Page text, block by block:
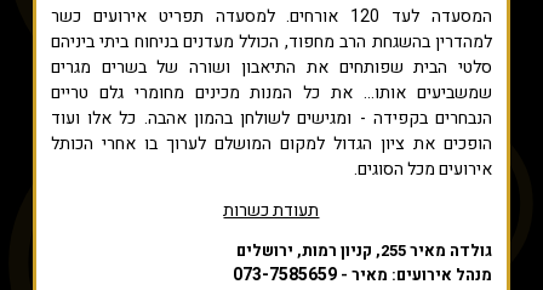
המסעדה לעד 120 אורחים. למסעדה תפריט אירועים כשר
למהדרין בהשגחת הרב מחפוד, הכולל מעדנים בניחוח ביתי ביניהם
סלטי הבית שפותחים את התיאבון ושורה של בשרים מגרים
שמשביעים אותו... את כל המנות מכינים מחומרי גלם טריים
הנבחרים בקפידה - ומגישים לשולחן בהמון אהבה. כל אלו ועוד
הופכים את ציון הגדול למקום המושלם לערוך בו אחרי הכותל
אירועים מכל הסוגים.
תעודת כשרות
גולדה מאיר 255, קניון רמות, ירושלים
מנהל אירועים: מאיר - 073-7585659